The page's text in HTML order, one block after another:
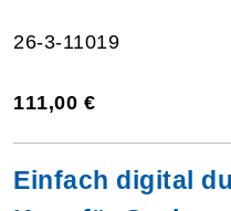
26-3-11019
111,00 €
Einfach digital